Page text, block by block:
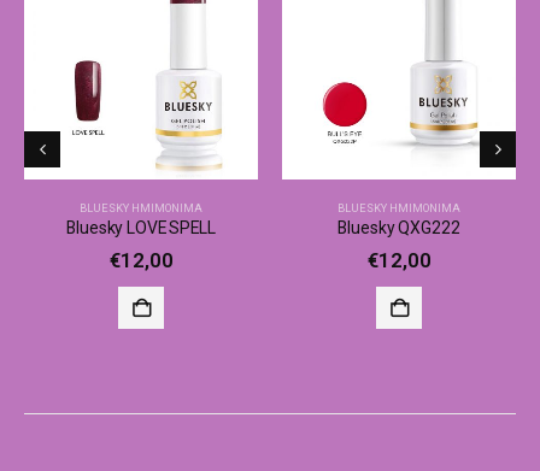
BLUESKY ΗΜΙΜΌΝΙΜΑ
Bluesky LOVE SPELL
€12,00
BLUESKY ΗΜΙΜΌΝΙΜΑ
Bluesky QXG222
€12,00